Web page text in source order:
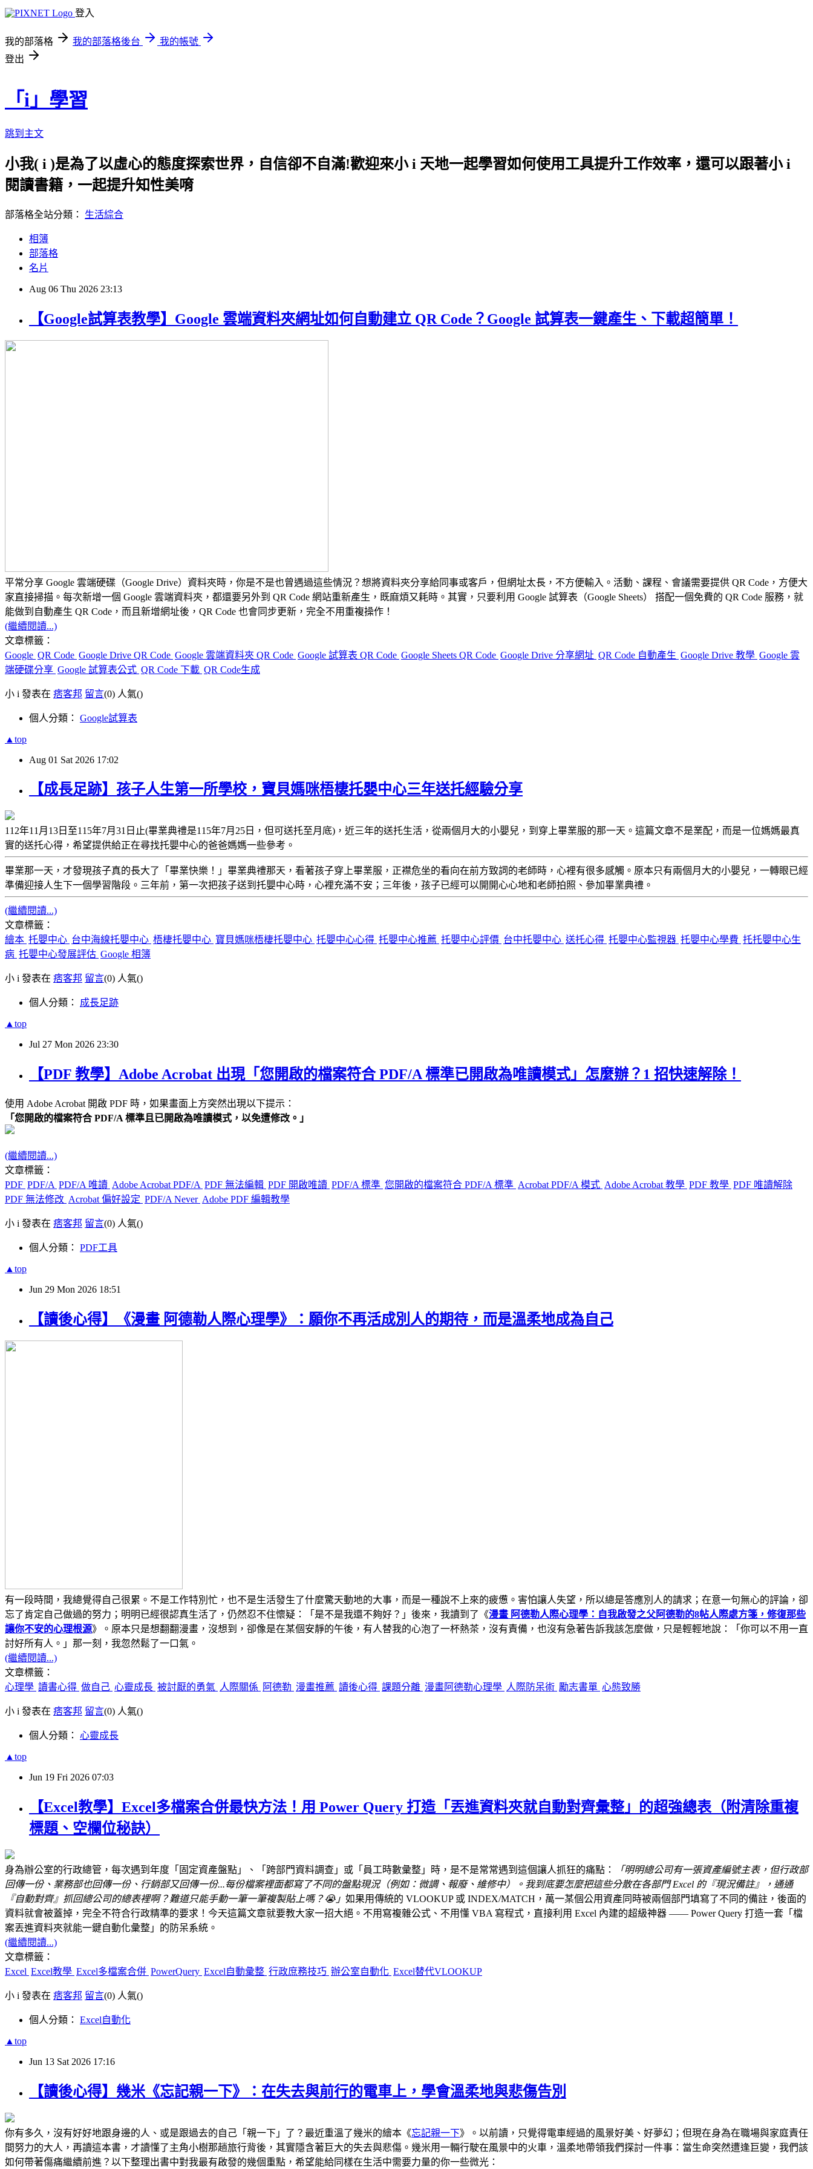
登入
我的部落格 我的部落格後台
我的帳號
登出
「i」學習
跳到主文
小我( i )是為了以虛心的態度探索世界，自信卻不自滿!歡迎來小 i 天地一起學習如何使用工具提升工作效率，還可以跟著小 i
閱讀書籍，一起提升知性美唷
部落格全站分類： 生活綜合
相簿
部落格
名片
Aug 06 Thu 2026 23:13
【Google試算表教學】Google 雲端資料夾網址如何自動建立 QR Code？Google 試算表一鍵產生、下載超簡單！
平常分享 Google 雲端硬碟（Google Drive）資料夾時，你是不是也曾遇過這些情況？ 想將資料夾分享給同事或客戶，但網址太長，不方便輸入。 活動、課程、會議需要提供 QR Code，方便大
家直接掃描。 每次新增一個 Google 雲端資料夾，都還要另外到 QR Code 網站重新產生，既麻煩又耗時。 其實，只要利用 Google 試算表（Google Sheets）
搭配一個免費的 QR Code 服務，就
能做到 自動產生 QR Code ，而且新增網址後，QR Code 也會同步更新，完全不用重複操作！
(繼續閱讀...)
文章標籤：
Google QR Code Google Drive QR Code Google 雲端資料夾 QR Code Google 試算表 QR Code Google Sheets QR Code Google Drive 分享網址 QR Code 自動產生 Google Drive 教學 Google 雲
端硬碟分享 Google 試算表公式 QR Code 下載 QR Code生成
小 i 發表在 痞客邦 留言(0) 人氣()
個人分類： Google試算表
▲top
Aug 01 Sat 2026 17:02
【成長足跡】孩子人生第一所學校，寶貝媽咪梧棲托嬰中心三年送托經驗分享
112年11月13日至115年7月31日止(畢業典禮是115年7月25日，但可送托至月底)，近三年的送托生活，從兩個月大的小嬰兒，到穿上畢業服的那一天。這篇文章不是業配，而是一位媽媽最真
實的送托心得，希望提供給正在尋找托嬰中心的爸爸媽媽一些參考。
畢業那一天，才發現孩子真的長大了「畢業快樂！」畢業典禮那天，看著孩子穿上畢業服，正襟危坐的看向在前方致詞的老師時，心裡有很多感觸。原本只有兩個月大的小嬰兒，一轉眼已經
準備迎接人生下一個學習階段。三年前，第一次把孩子送到托嬰中心時，心裡充滿不安；三年後，孩子已經可以開開心心地和老師拍照、參加畢業典禮。
(繼續閱讀...)
文章標籤：
繪本 托嬰中心 台中海線托嬰中心 梧棲托嬰中心 寶貝媽咪梧棲托嬰中心 托嬰中心心得 托嬰中心推薦 托嬰中心評價 台中托嬰中心 送托心得 托嬰中心監視器 托嬰中心學費 托托嬰中心生
病 托嬰中心發展評估 Google 相簿
小 i 發表在 痞客邦 留言(0) 人氣()
個人分類： 成長足跡
▲top
Jul 27 Mon 2026 23:30
【PDF 教學】Adobe Acrobat 出現「您開啟的檔案符合 PDF/A 標準已開啟為唯讀模式」怎麼辦？1 招快速解除！
使用 Adobe Acrobat 開啟 PDF 時，如果畫面上方突然出現以下提示：
「您開啟的檔案符合 PDF/A 標準且已開啟為唯讀模式，以免遭修改。」
(繼續閱讀...)
文章標籤：
PDF PDF/A PDF/A 唯讀 Adobe Acrobat PDF/A PDF 無法編輯 PDF 開啟唯讀 PDF/A 標準 您開啟的檔案符合 PDF/A 標準 Acrobat PDF/A 模式 Adobe Acrobat 教學 PDF 教學 PDF 唯讀解除
PDF 無法修改 Acrobat 偏好設定 PDF/A Never Adobe PDF 編輯教學
小 i 發表在 痞客邦 留言(0) 人氣()
個人分類： PDF工具
▲top
Jun 29 Mon 2026 18:51
【讀後心得】《漫畫 阿德勒人際心理學》：願你不再活成別人的期待，而是溫柔地成為自己
有一段時間，我總覺得自己很累。不是工作特別忙，也不是生活發生了什麼驚天動地的大事，而是一種說不上來的疲憊。害怕讓人失望，所以總是答應別人的請求；在意一句無心的評論，卻
忘了肯定自己做過的努力；明明已經很認真生活了，仍然忍不住懷疑：「是不是我還不夠好？」後來，我讀到了《漫畫 阿德勒人際心理學：自我啟發之父阿德勒的8帖人際處方箋，修復那些
讓你不安的心理根源》。原本只是想翻翻漫畫，沒想到，卻像是在某個安靜的午後，有人替我的心泡了一杯熱茶，沒有責備，也沒有急著告訴我該怎麼做，只是輕輕地說：
「你可以不用一直
討好所有人。」 那一刻，我忽然鬆了一口氣。
(繼續閱讀...)
文章標籤：
心理學 讀書心得 做自己 心靈成長 被討厭的勇氣 人際關係 阿德勒 漫畫推薦 讀後心得 課題分離 漫畫阿德勒心理學 人際防呆術 勵志書單 心態致勝
小 i 發表在 痞客邦 留言(0) 人氣()
個人分類： 心靈成長
▲top
Jun 19 Fri 2026 07:03
【Excel教學】Excel多檔案合併最快方法！用 Power Query 打造「丟進資料夾就自動對齊彙整」的超強總表（附清除重複
標題、空欄位秘訣）
身為辦公室的行政總管，每次遇到年度「固定資產盤點」、「跨部門資料調查」或「員工時數彙整」時，是不是常常遇到這個讓人抓狂的痛點：
「明明總公司有一張資產編號主表，但行政部
回傳一份、業務部也回傳一份、行銷部又回傳一份...每份檔案裡面都寫了不同的盤點現況（例如：微調、報廢、維修中）。我到底要怎麼把這些分散在各部門 Excel 的『現況備註』，通通
『自動對齊』抓回總公司的總表裡啊？難道只能手動一筆一筆複製貼上嗎？😭」 如果用傳統的 VLOOKUP 或 INDEX/MATCH，萬一某個公用資產同時被兩個部門填寫了不同的備註，後面的
資料就會被蓋掉，完全不符合行政精準的要求！今天這篇文章就要教大家一招大絕。不用寫複雜公式、不用懂 VBA 寫程式，直接利用 Excel 內建的超級神器 —— Power Query 打造一套「檔
案丟進資料夾就能一鍵自動化彙整」的防呆系統。
(繼續閱讀...)
文章標籤：
Excel Excel教學 Excel多檔案合併 PowerQuery Excel自動彙整 行政庶務技巧 辦公室自動化 Excel替代VLOOKUP
小 i 發表在 痞客邦 留言(0) 人氣()
個人分類： Excel自動化
▲top
Jun 13 Sat 2026 17:16
【讀後心得】幾米《忘記親一下》：在失去與前行的電車上，學會溫柔地與悲傷告別
你有多久，沒有好好地跟身邊的人、或是跟過去的自己「親一下」了？最近重溫了幾米的繪本《忘記親一下》。以前讀，只覺得電車經過的風景好美、好夢幻；但現在身為在職場與家庭責任
間努力的大人，再讀這本書，才讀懂了主角小樹那趟旅行背後，其實隱含著巨大的失去與悲傷。幾米用一輛行駛在風景中的火車，溫柔地帶領我們探討一件事：當生命突然遭逢巨變，我們該
如何帶著傷痛繼續前進？以下整理出書中對我最有啟發的幾個重點，希望能給同樣在生活中需要力量的你一些微光：